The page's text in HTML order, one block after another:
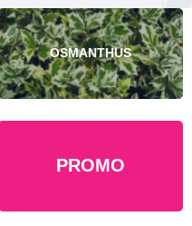
OSMANTHUS
PROMO